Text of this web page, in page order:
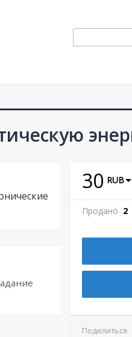
30 RUB
Продано 2
Поделиться